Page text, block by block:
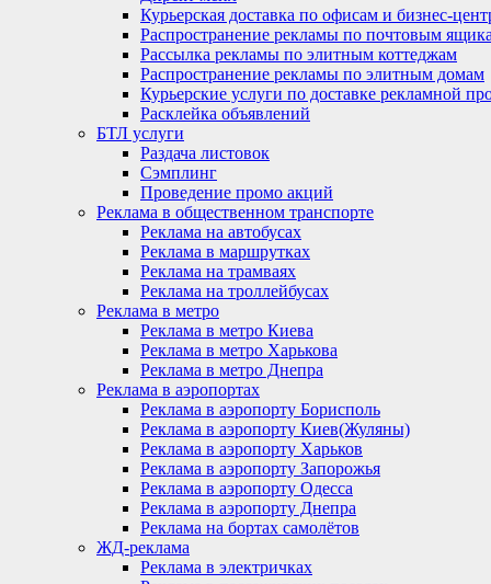
Курьерская доставка по офисам и бизнес-
Распространение рекламы по почтовым
Рассылка рекламы по элитным коттеджам
Распространение рекламы по элитным домам
Курьерские услуги по доставке рекламной
Расклейка объявлений
БТЛ услуги
Раздача листовок
Сэмплинг
Проведение промо акций
Реклама в общественном транспорте
Реклама на автобусах
Реклама в маршрутках
Реклама на трамваях
Реклама на троллейбусах
Реклама в метро
Реклама в метро Киева
Реклама в метро Харькова
Реклама в метро Днепра
Реклама в аэропортах
Реклама в аэропорту Борисполь
Реклама в аэропорту Киев(Жуляны)
Реклама в аэропорту Харьков
Реклама в аэропорту Запорожья
Реклама в аэропорту Одесса
Реклама в аэропорту Днепра
Реклама на бортах самолётов
ЖД-реклама
Реклама в электричках